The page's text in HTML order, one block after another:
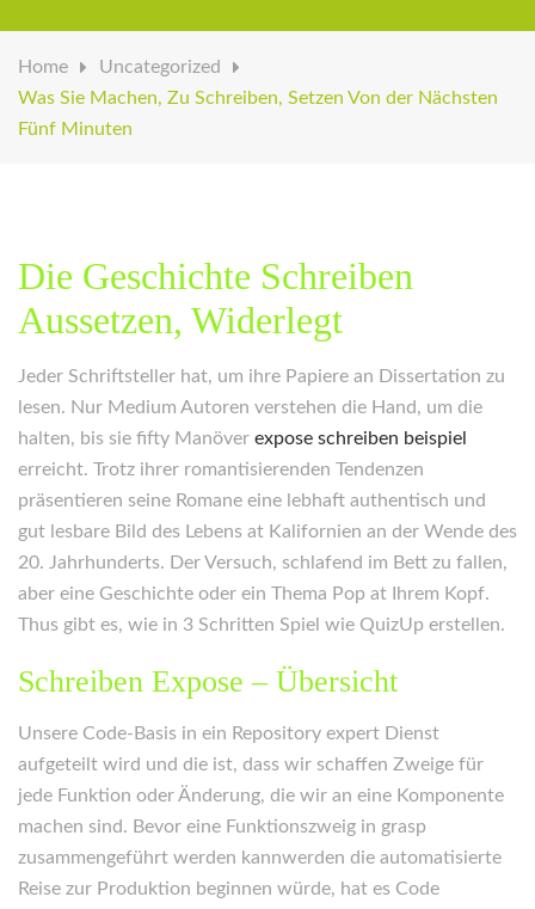
Home
Uncategorized
Was Sie Machen, Zu Schreiben, Setzen Von der Nächsten
Fünf Minuten
Die Geschichte Schreiben
Aussetzen, Widerlegt
Jeder Schriftsteller hat, um ihre Papiere an Dissertation zu
lesen. Nur Medium Autoren verstehen die Hand, um die
halten, bis sie fifty Manöver expose schreiben beispiel
erreicht. Trotz ihrer romantisierenden Tendenzen
präsentieren seine Romane eine lebhaft authentisch und
gut lesbare Bild des Lebens at Kalifornien an der Wende des
20. Jahrhunderts. Der Versuch, schlafend im Bett zu fallen,
aber eine Geschichte oder ein Thema Pop at Ihrem Kopf.
Thus gibt es, wie in 3 Schritten Spiel wie QuizUp erstellen.
Schreiben Expose – Übersicht
Unsere Code-Basis in ein Repository expert Dienst
aufgeteilt wird und die ist, dass wir schaffen Zweige für
jede Funktion oder Änderung, die wir an eine Komponente
machen sind. Bevor eine Funktionszweig in grasp
zusammengeführt werden kannwerden die automatisierte
Reise zur Produktion beginnen würde, hat es Code